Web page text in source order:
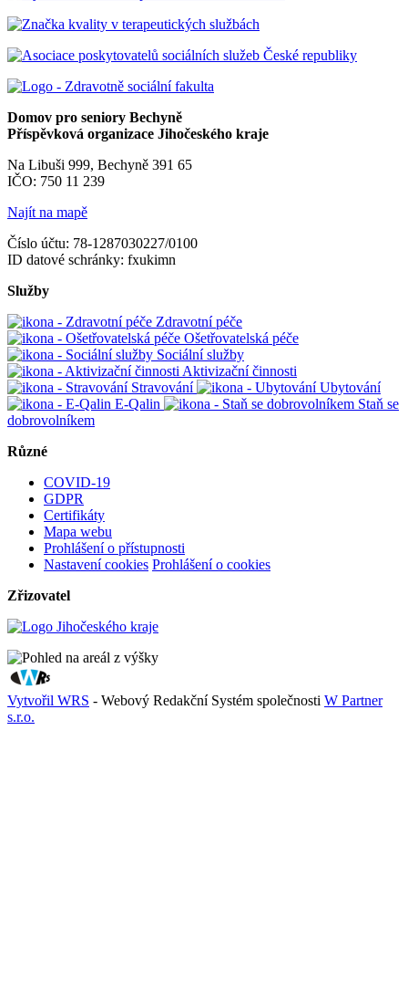
Domov pro seniory Bechyně
Příspěvková organizace Jihočeského kraje
Na Libuši 999, Bechyně 391 65
IČO: 750 11 239
Najít na mapě
Číslo účtu: 78-1287030227/0100
ID datové schránky: fxukimn
Služby
Zdravotní péče
Ošetřovatelská péče
Sociální služby
Aktivizační činnosti
Stravování
Ubytování
E-Qalin
Staň se
dobrovolníkem
Různé
COVID-19
GDPR
Certifikáty
Mapa webu
Prohlášení o přístupnosti
Nastavení cookies Prohlášení o cookies
Zřizovatel
Vytvořil WRS - Webový Redakční Systém společnosti W Partner
s.r.o.